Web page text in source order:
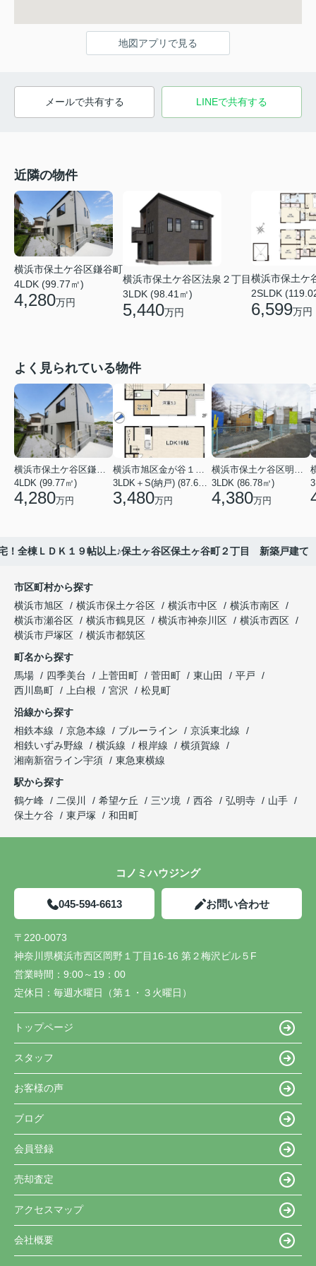
地図アプリで見る
メールで共有する LINEで共有する
近隣の物件
横浜市保土ケ谷区鎌谷町
4LDK (99.77㎡)
4,280万円
横浜市保土ケ谷区法泉２丁目
3LDK (98.41㎡)
5,440万円
横浜市保土ケ
2SLDK
6,599万円
よく見られている物件
4LDK (99.77㎡)
4,280万円 3,480万円
3LDK (86.78㎡)
4,380万円
！全棟ＬＤＫ１９帖以上♪保土ヶ谷区保土ヶ谷町２丁目 新築戸建て
市区町村から探す
横浜市旭区
横浜市保土ケ谷区 横浜市中区
横浜市南区
横浜市瀬谷区
横浜市鶴見区 横浜市神奈川区
横浜市西区
横浜市戸塚区
横浜市都筑区
町名から探す
馬場
四季美台 上菅田町 菅田町 東山田
平戸
西川島町
上白根 宮沢
松見町
沿線から探す
相鉄本線
京急本線 ブルーライン
京浜東北線
相鉄いずみ野線
横浜線 根岸線
横須賀線
湘南新宿ライン宇須
東急東横線
駅から探す
鶴ケ峰
二俣川 希望ケ丘 三ツ境 西谷 弘明寺
山手
保土ケ谷
東戸塚 和田町
コノミハウジング
045-594-6613 お問い合わせ
〒220-0073
神奈川県横浜市西区岡野１丁目16-16 第２梅沢ビル５F
営業時間： 9:00～19：00
定休日： 毎週水曜日（第１・３火曜日）
トップページ
スタッフ
お客様の声
ブログ
会員登録
売却査定
アクセスマップ
会社概要